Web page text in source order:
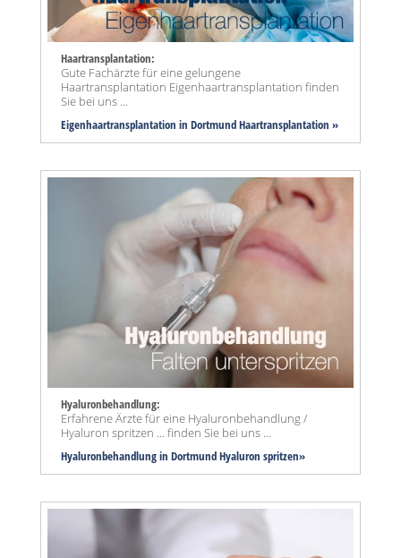
Haartransplantation:
Gute Fachärzte für eine gelungene
Haartransplantation Eigenhaartransplantation finden
Sie bei uns ...
Eigenhaartransplantation in Dortmund Haartransplantation »
Hyaluronbehandlung:
Erfahrene Ärzte für eine Hyaluronbehandlung /
Hyaluron spritzen ... finden Sie bei uns ...
Hyaluronbehandlung in Dortmund Hyaluron spritzen»